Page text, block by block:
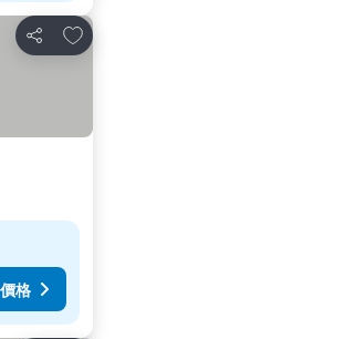
分享
加入我的最愛
格